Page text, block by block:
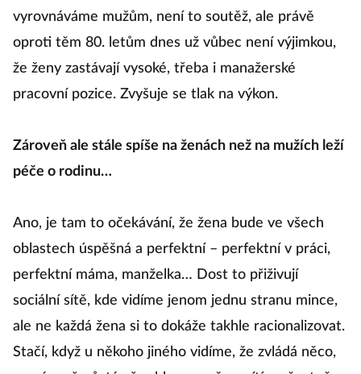
vyrovnáváme mužům, není to soutěž, ale právě
oproti těm 80. letům dnes už vůbec není výjimkou,
že ženy zastávají vysoké, třeba i manažerské
pracovní pozice. Zvyšuje se tlak na výkon.
Zároveň ale stále spíše na ženách než na mužích leží
péče o rodinu…
Ano, je tam to očekávání, že žena bude ve všech
oblastech úspěšná a perfektní – perfektní v práci,
perfektní máma, manželka… Dost to přiživují
sociální sítě, kde vidíme jenom jednu stranu mince,
ale ne každá žena si to dokáže takhle racionalizovat.
Stačí, když u někoho jiného vidíme, že zvládá něco,